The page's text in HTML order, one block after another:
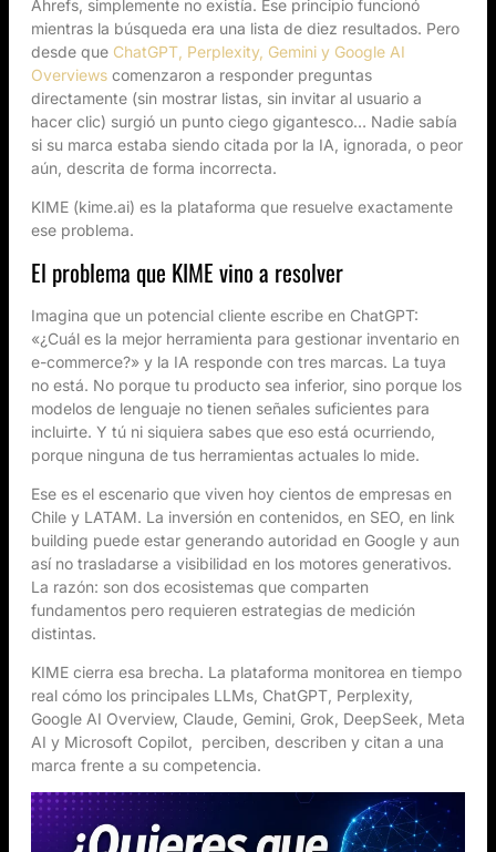
Ahrefs, simplemente no existía. Ese principio funcionó
mientras la búsqueda era una lista de diez resultados. Pero
desde que ChatGPT, Perplexity, Gemini y Google AI
Overviews comenzaron a responder preguntas
directamente (sin mostrar listas, sin invitar al usuario a
hacer clic) surgió un punto ciego gigantesco… Nadie sabía
si su marca estaba siendo citada por la IA, ignorada, o peor
aún, descrita de forma incorrecta.
KIME (kime.ai) es la plataforma que resuelve exactamente
ese problema.
El problema que KIME vino a resolver
Imagina que un potencial cliente escribe en ChatGPT:
«¿Cuál es la mejor herramienta para gestionar inventario en
e-commerce?» y la IA responde con tres marcas. La tuya
no está. No porque tu producto sea inferior, sino porque los
modelos de lenguaje no tienen señales suficientes para
incluirte. Y tú ni siquiera sabes que eso está ocurriendo,
porque ninguna de tus herramientas actuales lo mide.
Ese es el escenario que viven hoy cientos de empresas en
Chile y LATAM. La inversión en contenidos, en SEO, en link
building puede estar generando autoridad en Google y aun
así no trasladarse a visibilidad en los motores generativos.
La razón: son dos ecosistemas que comparten
fundamentos pero requieren estrategias de medición
distintas.
KIME cierra esa brecha. La plataforma monitorea en tiempo
real cómo los principales LLMs, ChatGPT, Perplexity,
Google AI Overview, Claude, Gemini, Grok, DeepSeek, Meta
AI y Microsoft Copilot, perciben, describen y citan a una
marca frente a su competencia.